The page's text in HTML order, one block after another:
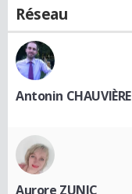
Réseau
Antonin CHAUVIÈRE
Aurore ZUNIC